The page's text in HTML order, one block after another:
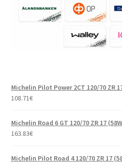
Michelin Pilot Power 2CT 120/70 ZR
108.71€
Michelin Road 6 GT 120/70 ZR 17
163.83€
Michelin Pilot Road 4 120/70 ZR 17